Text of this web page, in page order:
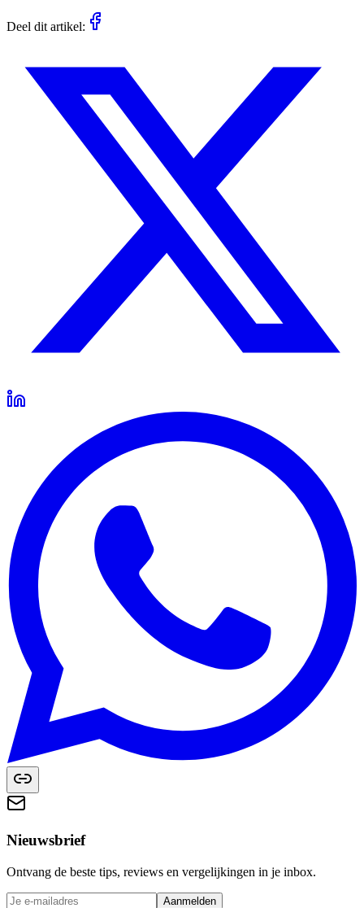
Deel dit artikel:
Nieuwsbrief
Ontvang de beste tips, reviews en vergelijkingen in je inbox.
Aanmelden